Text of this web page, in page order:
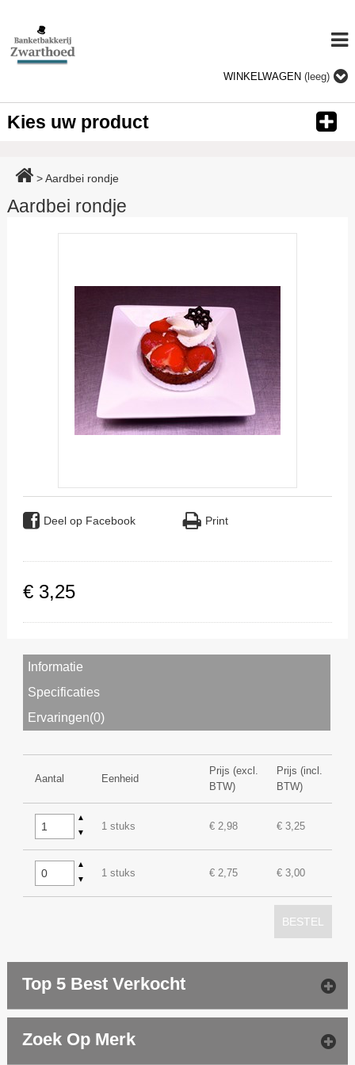
WINKELWAGEN (leeg)
Kies uw product
>Aardbei rondje
Aardbei rondje
Deel op Facebook Print
€ 3,25
Informatie
Specificaties
Ervaringen(0)
Aantal Eenheid
Prijs (excl.
BTW)
Prijs (incl.
BTW)
▲
▼
1 stuks € 2,98 € 3,25
▲
▼
1 stuks € 2,75 € 3,00
BESTEL
Top 5 Best Verkocht
Zoek Op Merk